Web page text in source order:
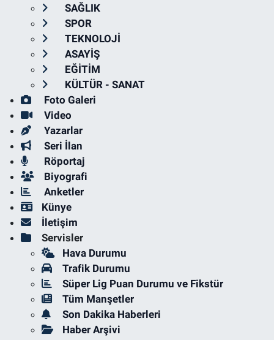
SAĞLIK
SPOR
TEKNOLOJİ
ASAYİŞ
EĞİTİM
KÜLTÜR - SANAT
Foto Galeri
Video
Yazarlar
Seri İlan
Röportaj
Biyografi
Anketler
Künye
İletişim
Servisler
Hava Durumu
Trafik Durumu
Süper Lig Puan Durumu ve Fikstür
Tüm Manşetler
Son Dakika Haberleri
Haber Arşivi